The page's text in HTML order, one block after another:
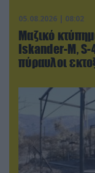
05.08.2026 | 08:02
Μαζικό
Iskander-Μ,
πύραυλοι